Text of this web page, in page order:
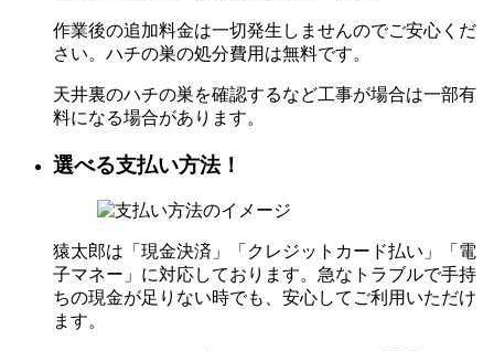
作業後の追加料金は一切発生しませんのでご安心くだ
さい。ハチの巣の処分費用は無料です。
天井裏のハチの巣を確認するなど工事が場合は一部有
料になる場合があります。
選べる支払い方法！
猿太郎は「現金決済」「クレジットカード払い」「電
子マネー」に対応しております。急なトラブルで手持
ちの現金が足りない時でも、安心してご利用いただけ
ます。